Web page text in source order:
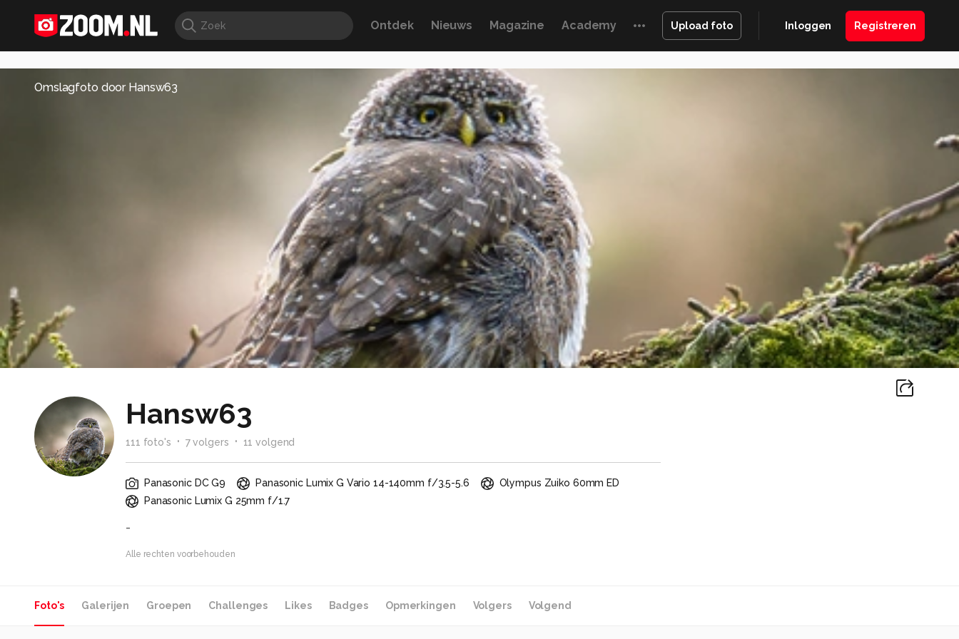
Ontdek Nieuws Magazine Academy Upload foto Inloggen Registreren
Omslagfoto door Hansw63
Hansw63
111 foto's 7volgers 11 volgend
Panasonic DC G9 Panasonic Lumix G Vario 14-140mm f/3.5-5.6
Olympus Zuiko 60mm ED
Panasonic Lumix G 25mm f/1.7
-
Alle rechten voorbehouden
Foto's Galerijen Groepen Challenges Likes Badges Opmerkingen Volgers Volgend